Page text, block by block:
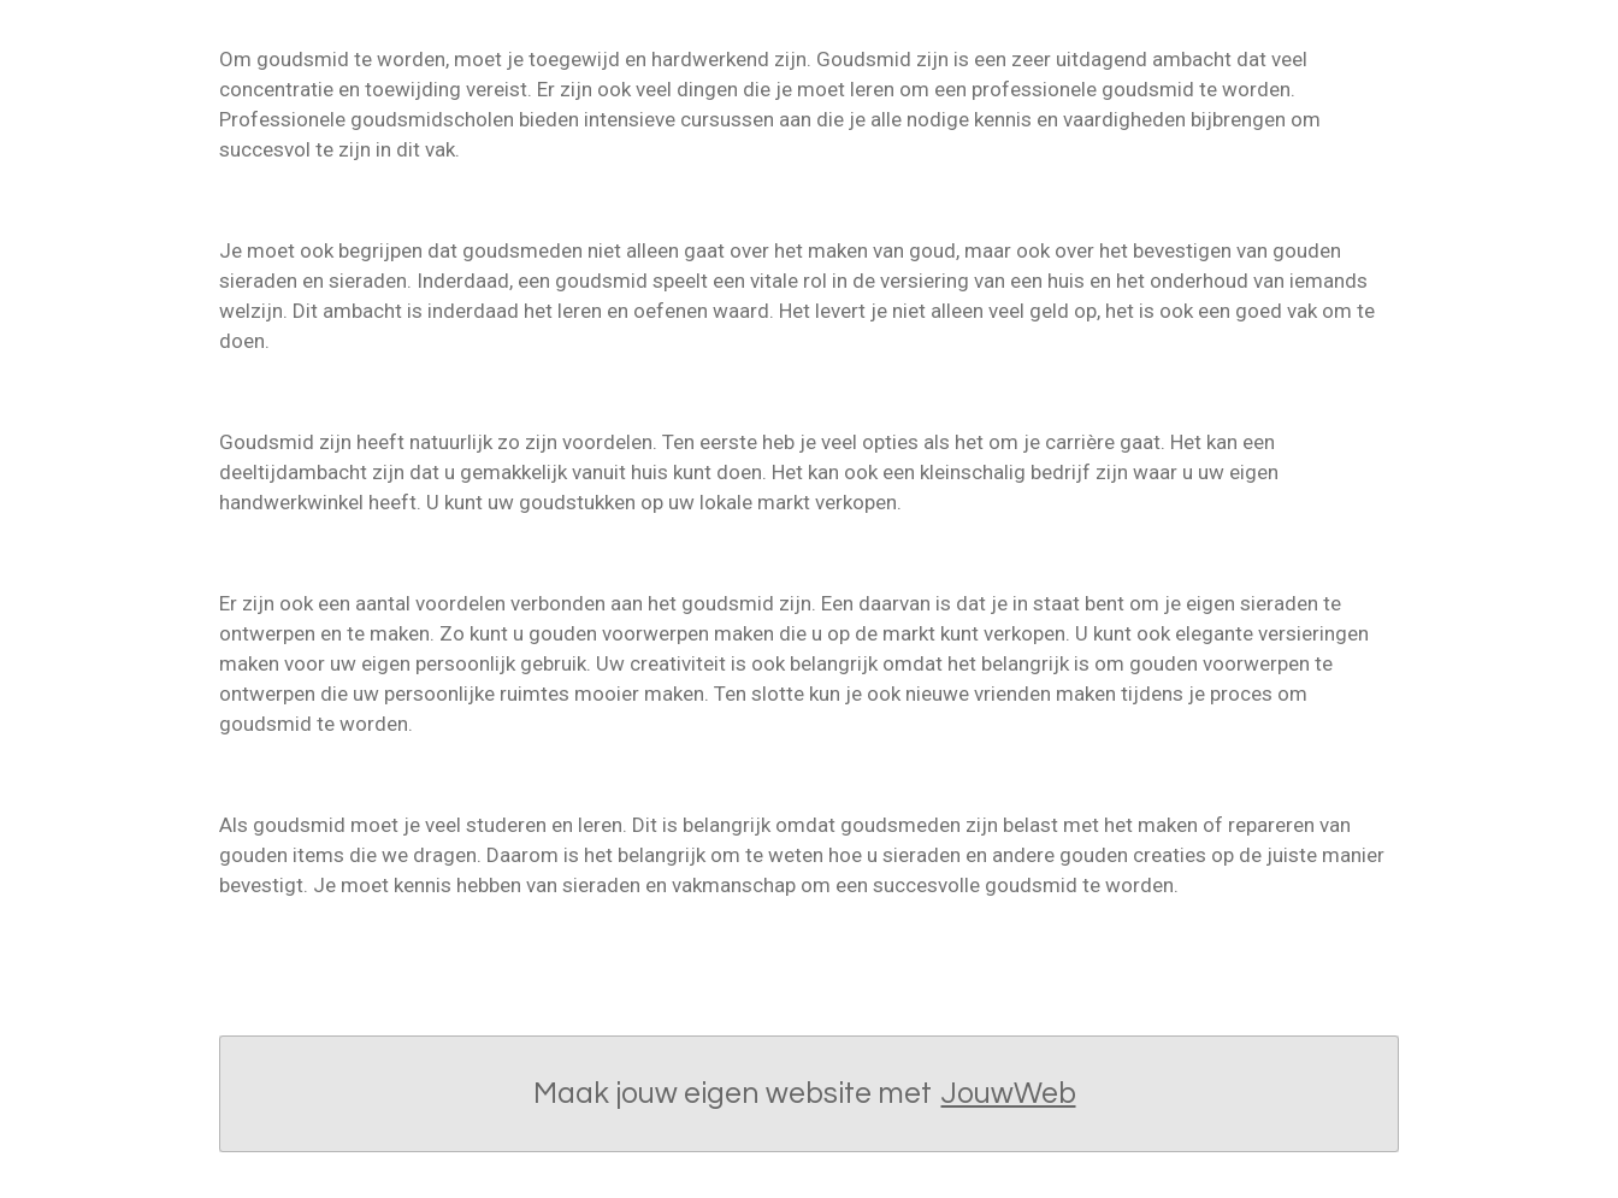
Om goudsmid te worden, moet je toegewijd en hardwerkend zijn. Goudsmid zijn is een zeer uitdagend ambacht dat veel
concentratie en toewijding vereist. Er zijn ook veel dingen die je moet leren om een professionele goudsmid te worden.
Professionele goudsmidscholen bieden intensieve cursussen aan die je alle nodige kennis en vaardigheden bijbrengen om
succesvol te zijn in dit vak.
Je moet ook begrijpen dat goudsmeden niet alleen gaat over het maken van goud, maar ook over het bevestigen van gouden
sieraden en sieraden. Inderdaad, een goudsmid speelt een vitale rol in de versiering van een huis en het onderhoud van iemands
welzijn. Dit ambacht is inderdaad het leren en oefenen waard. Het levert je niet alleen veel geld op, het is ook een goed vak om te
doen.
Goudsmid zijn heeft natuurlijk zo zijn voordelen. Ten eerste heb je veel opties als het om je carrière gaat. Het kan een
deeltijdambacht zijn dat u gemakkelijk vanuit huis kunt doen. Het kan ook een kleinschalig bedrijf zijn waar u uw eigen
handwerkwinkel heeft. U kunt uw goudstukken op uw lokale markt verkopen.
Er zijn ook een aantal voordelen verbonden aan het goudsmid zijn. Een daarvan is dat je in staat bent om je eigen sieraden te
ontwerpen en te maken. Zo kunt u gouden voorwerpen maken die u op de markt kunt verkopen. U kunt ook elegante versieringen
maken voor uw eigen persoonlijk gebruik. Uw creativiteit is ook belangrijk omdat het belangrijk is om gouden voorwerpen te
ontwerpen die uw persoonlijke ruimtes mooier maken. Ten slotte kun je ook nieuwe vrienden maken tijdens je proces om
goudsmid te worden.
Als goudsmid moet je veel studeren en leren. Dit is belangrijk omdat goudsmeden zijn belast met het maken of repareren van
gouden items die we dragen. Daarom is het belangrijk om te weten hoe u sieraden en andere gouden creaties op de juiste manier
bevestigt. Je moet kennis hebben van sieraden en vakmanschap om een succesvolle goudsmid te worden.
Maak jouw eigen website met JouwWeb